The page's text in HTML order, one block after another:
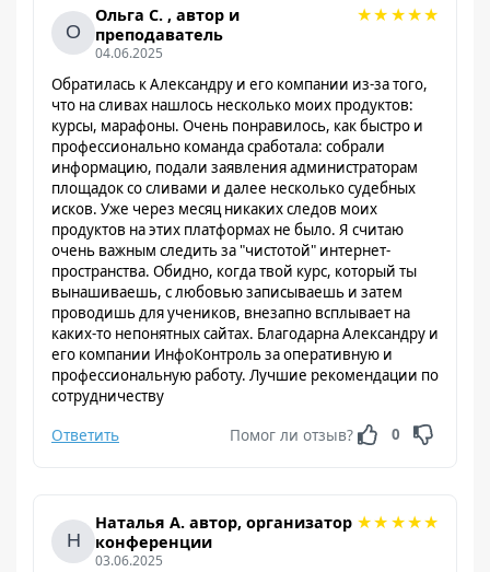
Ольга С. , автор и
преподаватель
04.06.2025
★★★★★
Обратилась к Александру и его компании из-за того,
что на сливах нашлось несколько моих продуктов:
курсы, марафоны. Очень понравилось, как быстро и
профессионально команда сработала: собрали
информацию, подали заявления администраторам
площадок со сливами и далее несколько судебных
исков. Уже через месяц никаких следов моих
продуктов на этих платформах не было. Я считаю
очень важным следить за "чистотой" интернет-
пространства. Обидно, когда твой курс, который ты
вынашиваешь, с любовью записываешь и затем
проводишь для учеников, внезапно всплывает на
каких-то непонятных сайтах. Благодарна Александру и
его компании ИнфоКонтроль за оперативную и
профессиональную работу. Лучшие рекомендации по
сотрудничеству
Ответить Помог ли отзыв? 0
Наталья А. автор, организатор
конференции
03.06.2025
★★★★★